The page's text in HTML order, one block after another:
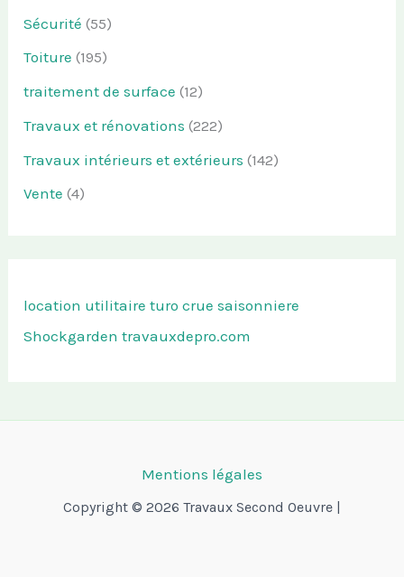
Sécurité (55)
Toiture (195)
traitement de surface (12)
Travaux et rénovations (222)
Travaux intérieurs et extérieurs (142)
Vente (4)
location utilitaire turo crue saisonniere
Shockgarden travauxdepro.com
Mentions légales
Copyright © 2026 Travaux Second Oeuvre |